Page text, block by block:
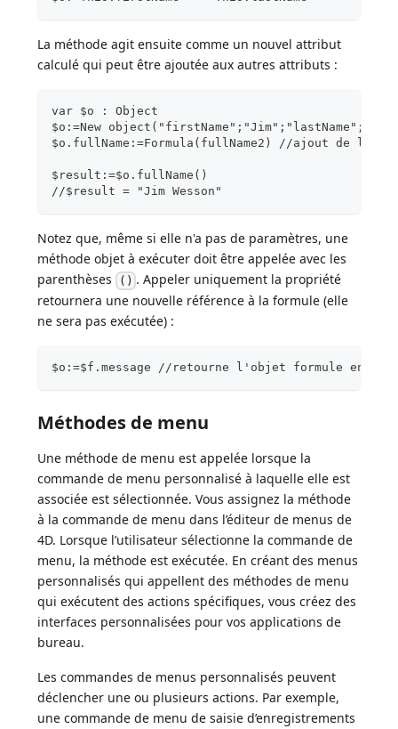
La méthode agit ensuite comme un nouvel attribut
calculé qui peut être ajoutée aux autres attributs :
var $o : Object
$o:=New
$o.fullName:=Formula(fullName2) //ajout de la
$result:=$o.fullName()
//$result = "Jim Wesson"
Notez que, même si elle n'a pas de paramètres, une
méthode objet à exécuter doit être appelée avec les
parenthèses () . Appeler uniquement la propriété
retournera une nouvelle référence à la formule (elle
ne sera pas exécutée) :
$o:=$f.message //retourne l'objet formule en $o
Méthodes de menu
Une méthode de menu est appelée lorsque la
commande de menu personnalisé à laquelle elle est
associée est sélectionnée. Vous assignez la méthode
à la commande de menu dans l’éditeur de menus de
4D. Lorsque l’utilisateur sélectionne la commande de
menu, la méthode est exécutée. En créant des menus
personnalisés qui appellent des méthodes de menu
qui exécutent des actions spécifiques, vous créez des
interfaces personnalisées pour vos applications de
bureau.
Les commandes de menus personnalisés peuvent
déclencher une ou plusieurs actions. Par exemple,
une commande de menu de saisie d’enregistrements